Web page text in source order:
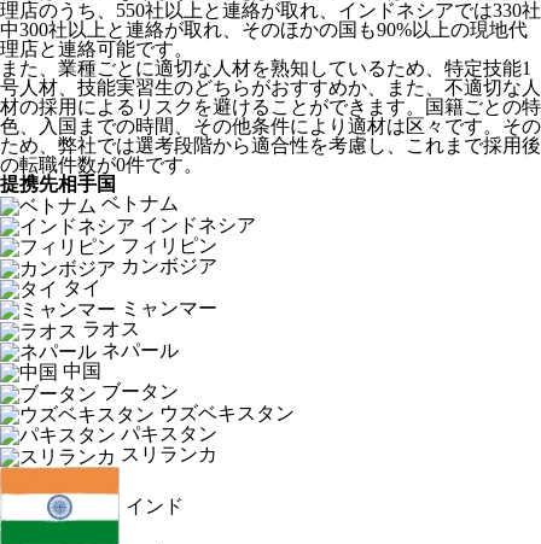
理店のうち、550社以上と連絡が取れ、インドネシアでは330社
中300社以上と連絡が取れ、そのほかの国も90%以上の現地代
理店と連絡可能です。
また、業種ごとに適切な人材を熟知しているため、特定技能1
号人材、技能実習生のどちらがおすすめか、また、不適切な人
材の採用によるリスクを避けることができます。国籍ごとの特
色、入国までの時間、その他条件により適材は区々です。その
ため、弊社では選考段階から適合性を考慮し、これまで採用後
の転職件数が0件です。
提携先相手国
ベトナム
インドネシア
フィリピン
カンボジア
タイ
ミャンマー
ラオス
ネパール
中国
ブータン
ウズベキスタン
パキスタン
スリランカ
インド